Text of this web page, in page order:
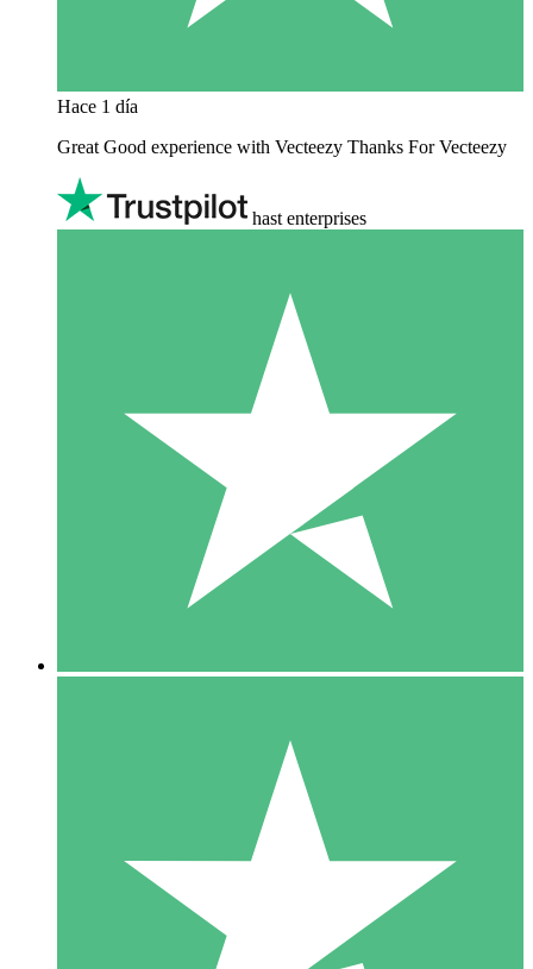
Hace 1 día
Great Good experience with Vecteezy Thanks For Vecteezy
hast enterprises